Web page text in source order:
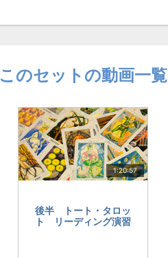
このセットの動画一覧
1:20:57
後半 トート・タロッ
ト リーディング演習